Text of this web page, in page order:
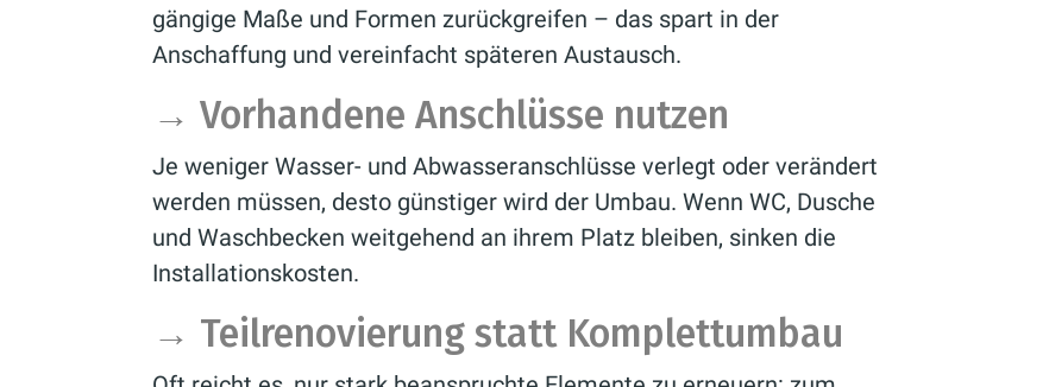
gängige Maße und Formen zurückgreifen – das spart in der
Anschaffung und vereinfacht späteren Austausch.
→ Vorhandene Anschlüsse nutzen
Je weniger Wasser- und Abwasseranschlüsse verlegt oder verändert
werden müssen, desto günstiger wird der Umbau. Wenn WC, Dusche
und Waschbecken weitgehend an ihrem Platz bleiben, sinken die
Installationskosten.
→ Teilrenovierung statt Komplettumbau